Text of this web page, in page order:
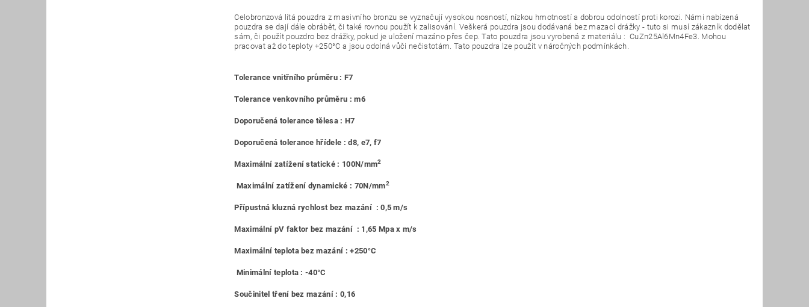
Celobronzová lítá pouzdra z masivního bronzu se vyznačují vysokou nosností, nízkou hmotností a dobrou odolností proti korozi. Námi nabízená
pouzdra se dají dále obrábět, či také rovnou použít k zalisování. Veškerá pouzdra jsou dodávaná bez mazací drážky - tuto si musí zákazník dodělat
sám, či použít pouzdro bez drážky, pokud je uložení mazáno přes čep. Tato pouzdra jsou vyrobená z materiálu : CuZn25Al6Mn4Fe3. Mohou
pracovat až do teploty +250°C a jsou odolná vůči nečistotám. Tato pouzdra lze použít v náročných podmínkách.
Tolerance vnitřního průměru : F7
Tolerance venkovního průměru : m6
Doporučená tolerance tělesa : H7
Doporučená tolerance hřídele : d8, e7, f7
Maximální zatížení statické : 100N/mm2
Maximální zatížení dynamické : 70N/mm2
Přípustná kluzná rychlost bez mazání : 0,5 m/s
Maximální pV faktor bez mazání : 1,65 Mpa x m/s
Maximální teplota bez mazání : +250°C
Minimální teplota : -40°C
Součinitel tření bez mazání : 0,16